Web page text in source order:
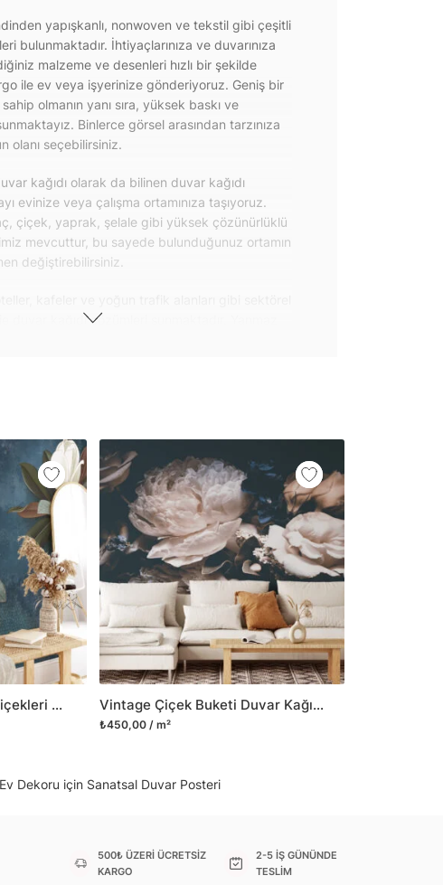
Büyük Beyaz Manolya Çiçekleri Yeşil Yapraklı Arka Planlı Duvar Kağıdı, Doğa Temalı Çiçek Baskılı Duvar Posteri Vintage Çiçek Buketi Duvar Kağıdı, Rahat Bir Kır Evi Görünümü için Nostaljik Duvar Posteri
₺450,00 / m²
yapışkanlı, nonwoven ve tekstil gibi çeşitli
bulunmaktadır. İhtiyaçlarınıza ve duvarınıza
malzeme ve desenleri hızlı bir şekilde
ile ev veya işyerinize gönderiyoruz. Geniş bir
olmanın yanı sıra, yüksek baskı ve
Binlerce görsel arasından tarzınıza
olanı seçebilirsiniz.
kağıdı olarak da bilinen duvar kağıdı
evinize veya çalışma ortamınıza taşıyoruz.
çiçek, yaprak, şelale gibi yüksek çözünürlüklü
mevcuttur, bu sayede bulunduğunuz ortamın
değiştirebilirsiniz.
duvar kağıdı çözümleri sunmaktadır. Yanmaz
da geniş kullanım amacına sahiptir. Bu
çekmece, dolap kapakları gibi
günkü gibi yeni bir görünüm kazandırabilirsiniz.
dahil her türlü yüzeye yapışabilen ve suya
folyo modellerimizi ilgili kategoride
bu ürünlerle sınırlı kalmayıp aynı zamanda
duvar dekorasyon ürünlerinin de üretimini
Duvar tasarımının önemini biliyor ve evin en
olduğunu kabul ediyoruz. Bu nedenle ürün
genişletiyor ve trendlere ayak uydurmanın yanı
oluşumunda da öncü rol üstleniyoruz.
da sorununuz olursa bizimle iletişime
Dekoru için Sanatsal Duvar Posteri
500₺ ÜZERİ ÜCRETSİZ
KARGO
2-5 İŞ GÜNÜNDE
TESLİM